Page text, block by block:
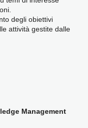
degli obiettivi
attività gestite dalle
Management